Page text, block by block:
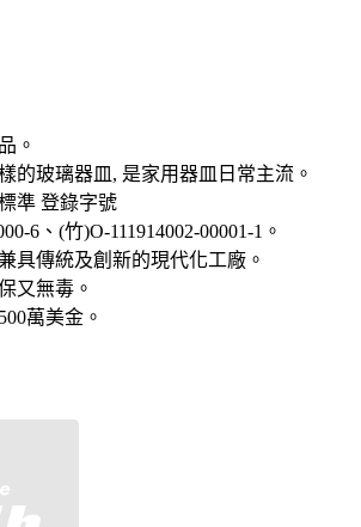
。
的玻璃器皿, 是家用器皿日常主流。
準 登錄字號
6、(竹)O-111914002-00001-1。
具傳統及創新的現代化工廠。
又無毒。
萬美金。